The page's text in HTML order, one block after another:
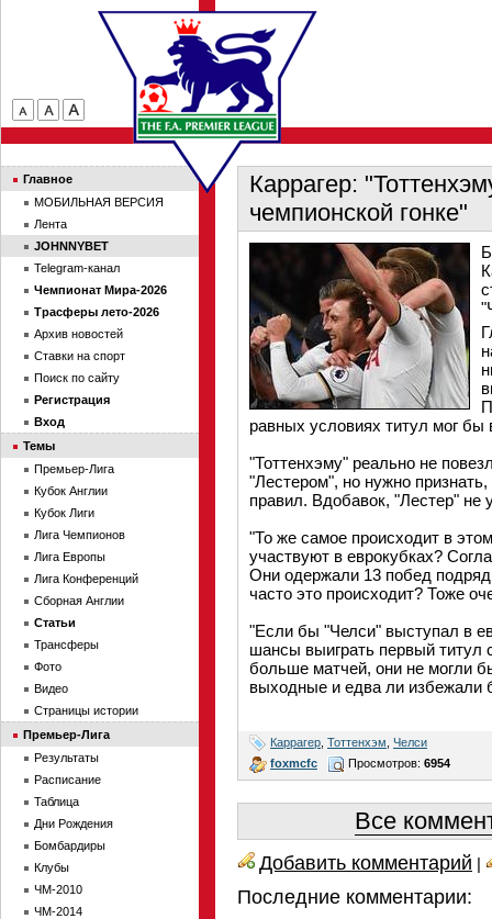
Каррагер:
чемпионской гонке"
равных условиях титул мог бы
"Тоттенхэму" реально не
"Лестером", но нужно
правил. Вдобавок, "Лестер" не
"То же самое происходит в
участвуют в еврокубках?
Они одержали 13 побед
часто это происходит? Тоже
"Если бы "Челси" выступал в
шансы выиграть первый титул
больше матчей, они не могли
выходные и едва ли избежали
Каррагер Тоттенхэм Челси
foxmcfc
Просмотров: 6954
Все
Добавить комментарий |
Последние комментарии:
Главное
МОБИЛЬНАЯ ВЕРСИЯ
Лента
JOHNNYBET
Telegram-канал
Чемпионат Мира-2026
Трасферы лето-2026
Архив новостей
Ставки на спорт
Поиск по сайту
Регистрация
Вход
Темы
Премьер-Лига
Кубок Англии
Кубок Лиги
Лига Чемпионов
Лига Европы
Лига Конференций
Сборная Англии
Статьи
Трансферы
Фото
Видео
Страницы истории
Премьер-Лига
Результаты
Расписание
Таблица
Дни Рождения
Бомбардиры
Клубы
ЧМ-2010
ЧМ-2014